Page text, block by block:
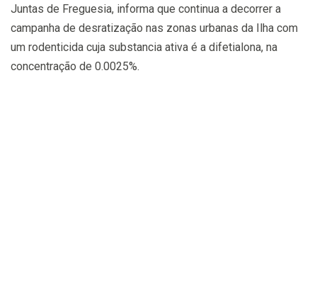
Juntas de Freguesia, informa que continua a decorrer a
campanha de desratização nas zonas urbanas da Ilha com
um rodenticida cuja substancia ativa é a difetialona, na
concentração de 0.0025%.